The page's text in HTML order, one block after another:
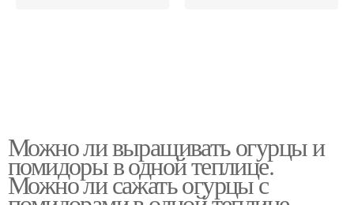
Можно ли выращивать огурцы и
помидоры в одной теплице.
Можно ли сажать огурцы с